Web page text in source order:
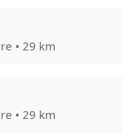
• 29 km
• 29 km